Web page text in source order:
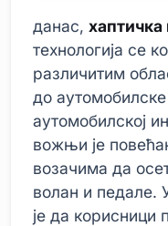
данас,
технологија се
различитим
до
аутомобилској
вожњи је
возачима да
волан и педале.
је да корисници